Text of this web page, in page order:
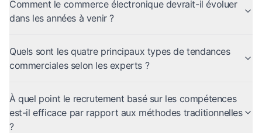
Comment le commerce électronique devrait-il évoluer
dans les années à venir ?
Quels sont les quatre principaux types de tendances
commerciales selon les experts ?
À quel point le recrutement basé sur les compétences
est-il efficace par rapport aux méthodes traditionnelles
?